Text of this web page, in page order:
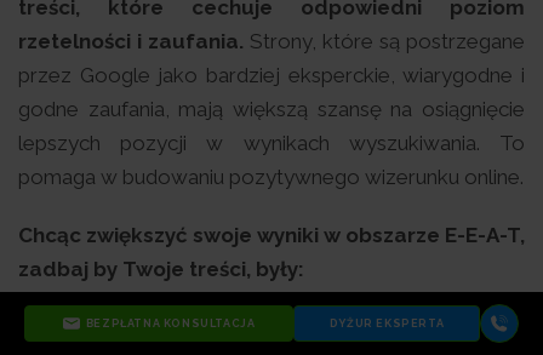
treści, które cechuje odpowiedni poziom
rzetelności i zaufania. Strony, które są postrzegane
przez Google jako bardziej eksperckie, wiarygodne i
godne zaufania, mają większą szansę na osiągnięcie
lepszych pozycji w wynikach wyszukiwania. To
pomaga w budowaniu pozytywnego wizerunku online.
Chcąc zwiększyć swoje wyniki w obszarze E-E-A-T,
zadbaj by Twoje treści, były:
BEZPŁATNA KONSULTACJA DYŻUR EKSPERTA